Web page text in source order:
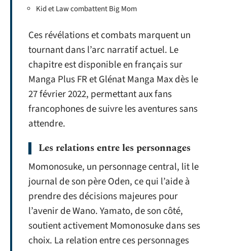
Kid et Law combattent Big Mom
Ces révélations et combats marquent un
tournant dans l’arc narratif actuel. Le
chapitre est disponible en français sur
Manga Plus FR et Glénat Manga Max dès le
27 février 2022, permettant aux fans
francophones de suivre les aventures sans
attendre.
Les relations entre les personnages
Momonosuke, un personnage central, lit le
journal de son père Oden, ce qui l’aide à
prendre des décisions majeures pour
l’avenir de Wano. Yamato, de son côté,
soutient activement Momonosuke dans ses
choix. La relation entre ces personnages